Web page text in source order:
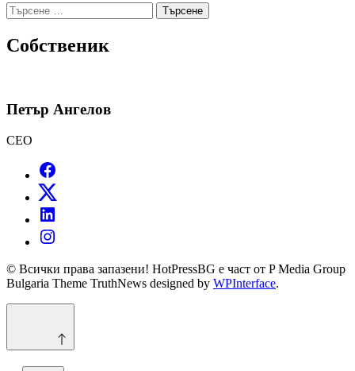
Търсене
за:
Собственик
Петър Ангелов
CEO
© Всички права запазени! HotPressBG е част от P Media Group
Bulgaria Theme TruthNews designed by WPInterface.